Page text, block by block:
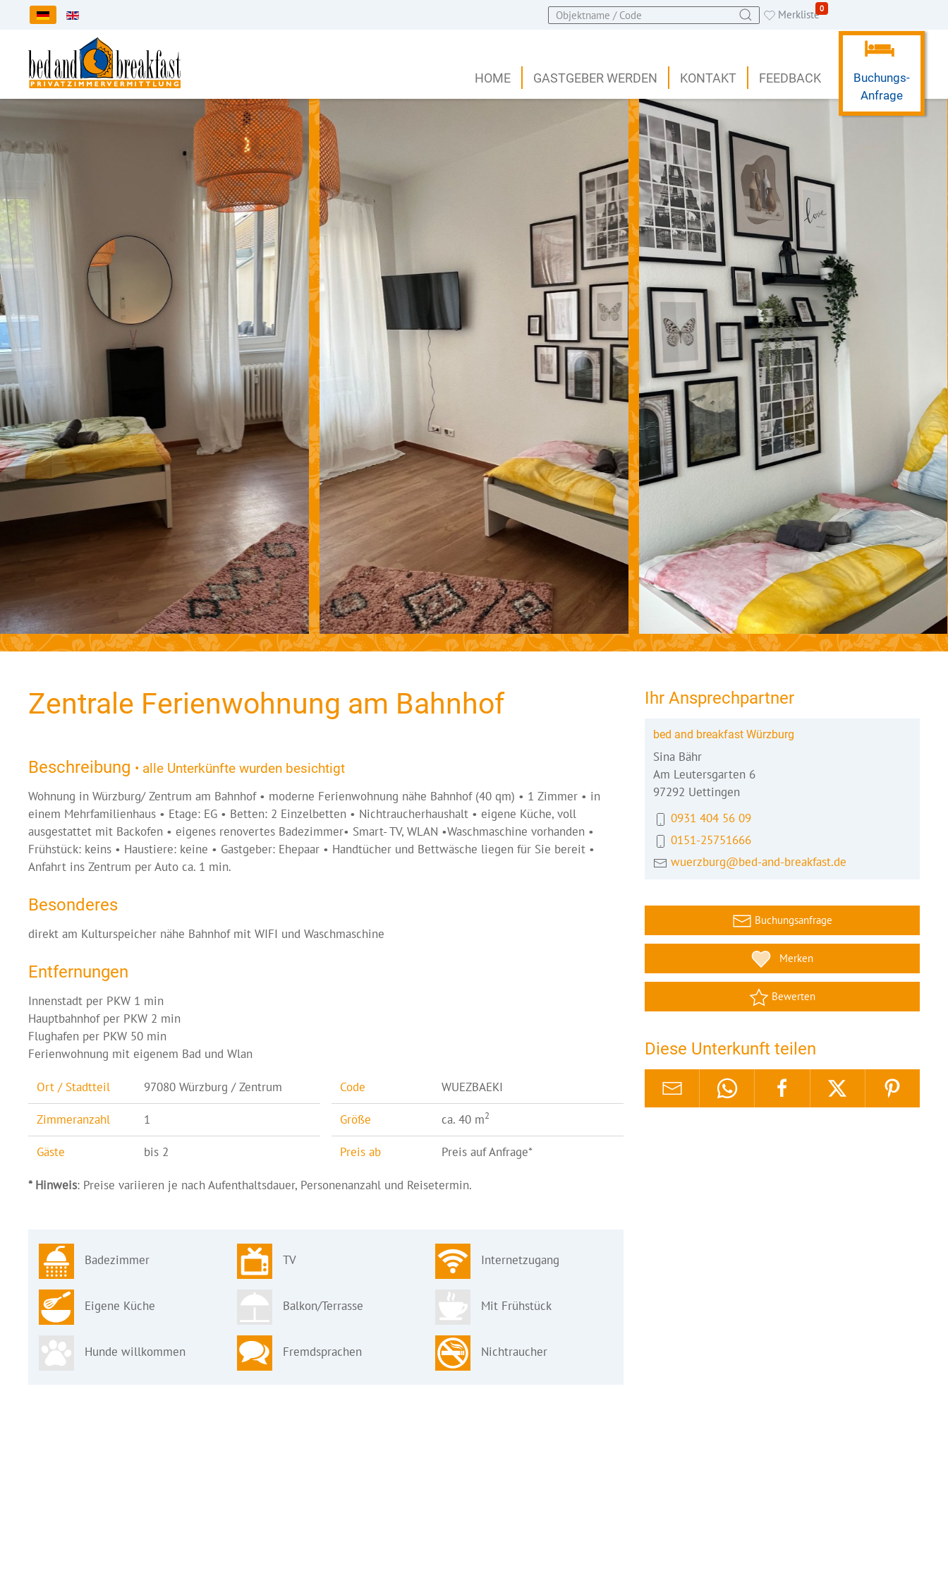
Sprache auswählen Merkliste0
HOME GASTGEBER WERDEN KONTAKT FEEDBACK
Buchungs-
Anfrage
Zentrale Ferienwohnung am Bahnhof
Beschreibung • alle Unterkünfte wurden besichtigt
Wohnung in Würzburg/ Zentrum am Bahnhof • moderne Ferienwohnung nähe Bahnhof (40 qm) • 1 Zimmer • in
einem Mehrfamilienhaus • Etage: EG • Betten: 2 Einzelbetten • Nichtraucherhaushalt • eigene Küche, voll
ausgestattet mit Backofen • eigenes renovertes Badezimmer• Smart- TV, WLAN •Waschmaschine vorhanden •
Frühstück: keins • Haustiere: keine • Gastgeber: Ehepaar • Handtücher und Bettwäsche liegen für Sie bereit •
Anfahrt ins Zentrum per Auto ca. 1 min.
Besonderes
direkt am Kulturspeicher nähe Bahnhof mit WIFI und Waschmaschine
Entfernungen
Innenstadt per PKW 1 min
Hauptbahnhof per PKW 2 min
Flughafen per PKW 50 min
Ferienwohnung mit eigenem Bad und Wlan
Ort / Stadtteil 97080 Würzburg / Zentrum
Zimmeranzahl 1
Gäste bis 2
Code WUEZBAEKI
Größe ca. 40 m2
Preis ab Preis auf Anfrage*
* Hinweis: Preise variieren je nach Aufenthaltsdauer, Personenanzahl und Reisetermin.
Badezimmer TV Internetzugang
Eigene Küche Balkon/Terrasse Mit Frühstück
Hunde willkommen Fremdsprachen Nichtraucher
Ihr Ansprechpartner
bed and breakfast Würzburg
Sina Bähr
Am Leutersgarten 6
97292 Uettingen
0931 404 56 09
0151-25751666
wuerzburg@bed-and-breakfast.de
Buchungsanfrage
Merken
Bewerten
Diese Unterkunft teilen